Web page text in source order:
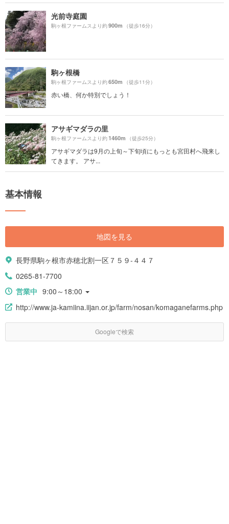
光前寺庭園
駒ヶ根ファームスより約900m （徒歩16分）
駒ヶ根橋
駒ヶ根ファームスより約650m （徒歩11分）
赤い橋、何か特別でしょう！
アサギマダラの里
駒ヶ根ファームスより約1460m （徒歩25分）
アサギマダラは9月の上旬～下旬頃にもっとも宮田村へ飛来し
てきます。 アサ...
基本情報
地図を見る
長野県駒ヶ根市赤穂北割一区７５９-４４７
0265-81-7700
営業中 9:00～18:00
http://www.ja-kamiina.iijan.or.jp/farm/nosan/komaganefarms.php
Googleで検索